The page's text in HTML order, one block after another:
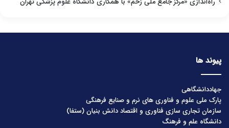
پیوند ها
جهاددانشگاهی
پارک ملی علوم و فناوری های نرم و صنایع فرهنگی
سازمان تجاری سازی فناوری و اقتصاد دانش بنیان (ستفا)
دانشگاه علم و فرهنگ